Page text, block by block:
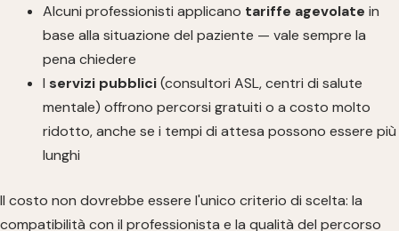
Alcuni professionisti applicano tariffe agevolate in
base alla situazione del paziente — vale sempre la
pena chiedere
I servizi pubblici(consultori ASL, centri di salute
mentale) offrono percorsi gratuiti o a costo molto
ridotto, anche se i tempi di attesa possono essere più
lunghi
Il costo non dovrebbe essere l'unico criterio di scelta: la
compatibilità con il professionista e la qualità del percorso